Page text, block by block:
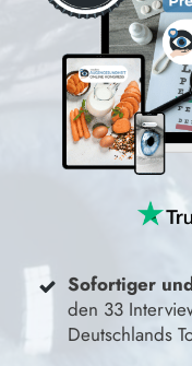
Sofortiger
den 33
Deutschlands